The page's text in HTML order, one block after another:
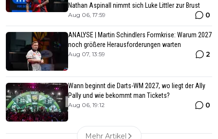
Nathan Aspinall nimmt sich Luke Littler zur Brust
Aug 06, 17:59 0
ANALYSE | Martin Schindlers Formkrise: Warum 2027
noch größere Herausforderungen warten
Aug 07, 13:59 2
Wann beginnt die Darts-WM 2027, wo liegt der Ally
Pally und wie bekommt man Tickets?
Aug 06, 19:12 0
Mehr Artikel